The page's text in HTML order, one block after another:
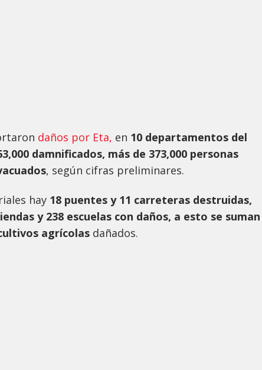
daños por Eta, en 10 departamentos del
damnificados, más de 373,000 personas
, según cifras preliminares.
hay 18 puentes y 11 carreteras destruidas,
y 238 escuelas con daños, a esto se suman
agrícolas dañados.